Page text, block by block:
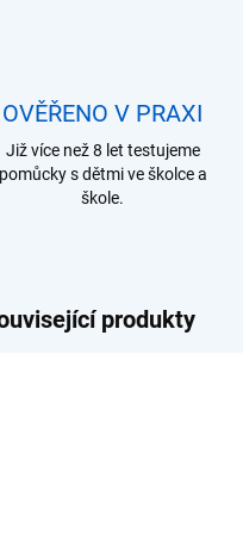
OVĚŘENO V PRAXI
Již více než 8 let testujeme
pomůcky s dětmi ve školce a
škole.
produkty